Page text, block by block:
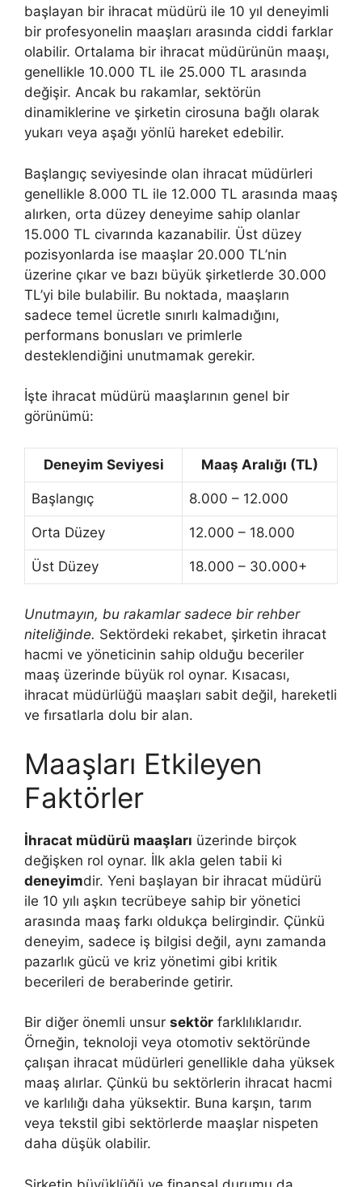
başlayan bir ihracat müdürü ile 10 yıl deneyimli
bir profesyonelin maaşları arasında ciddi farklar
olabilir. Ortalama bir ihracat müdürünün maaşı,
genellikle 10.000 TL ile 25.000 TL arasında
değişir. Ancak bu rakamlar, sektörün
dinamiklerine ve şirketin cirosuna bağlı olarak
yukarı veya aşağı yönlü hareket edebilir.
Başlangıç seviyesinde olan ihracat müdürleri
genellikle 8.000 TL ile 12.000 TL arasında maaş
alırken, orta düzey deneyime sahip olanlar
15.000 TL civarında kazanabilir. Üst düzey
pozisyonlarda ise maaşlar 20.000 TL’nin
üzerine çıkar ve bazı büyük şirketlerde 30.000
TL’yi bile bulabilir. Bu noktada, maaşların
sadece temel ücretle sınırlı kalmadığını,
performans bonusları ve primlerle
desteklendiğini unutmamak gerekir.
İşte ihracat müdürü maaşlarının genel bir
görünümü:
Deneyim Seviyesi Maaş Aralığı (TL)
Başlangıç 8.000 – 12.000
Orta Düzey 12.000 – 18.000
Üst Düzey 18.000 – 30.000+
Unutmayın, bu rakamlar sadece bir rehber
niteliğinde. Sektördeki rekabet, şirketin ihracat
hacmi ve yöneticinin sahip olduğu beceriler
maaş üzerinde büyük rol oynar. Kısacası,
ihracat müdürlüğü maaşları sabit değil, hareketli
ve fırsatlarla dolu bir alan.
Maaşları Etkileyen
Faktörler
İhracat müdürü maaşları üzerinde birçok
değişken rol oynar. İlk akla gelen tabii ki
deneyimdir. Yeni başlayan bir ihracat müdürü
ile 10 yılı aşkın tecrübeye sahip bir yönetici
arasında maaş farkı oldukça belirgindir. Çünkü
deneyim, sadece iş bilgisi değil, aynı zamanda
pazarlık gücü ve kriz yönetimi gibi kritik
becerileri de beraberinde getirir.
Bir diğer önemli unsur sektör farklılıklarıdır.
Örneğin, teknoloji veya otomotiv sektöründe
çalışan ihracat müdürleri genellikle daha yüksek
maaş alırlar. Çünkü bu sektörlerin ihracat hacmi
ve karlılığı daha yüksektir. Buna karşın, tarım
veya tekstil gibi sektörlerde maaşlar nispeten
daha düşük olabilir.